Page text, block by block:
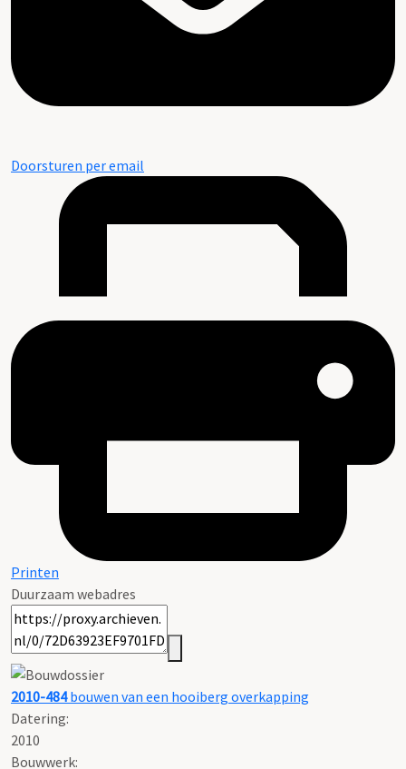
Doorsturen per email
Printen
Duurzaam webadres
2010-484bouwen van een hooiberg overkapping
Datering:
2010
Bouwwerk: